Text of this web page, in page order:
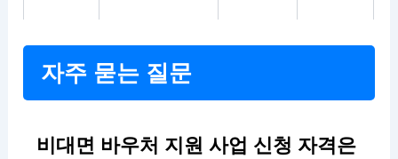
자주 묻는 질문
비대면 바우처 지원 사업 신청 자격은